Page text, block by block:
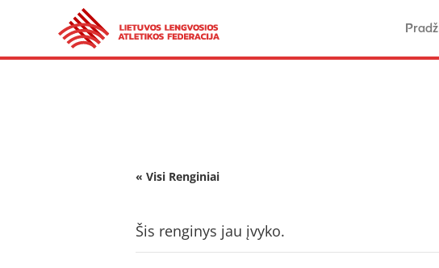
« Visi Renginiai
Šis renginys jau įvyko.